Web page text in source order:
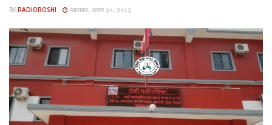
BY RADIOROSHI मङ्लबार, असार ३०, २०८३